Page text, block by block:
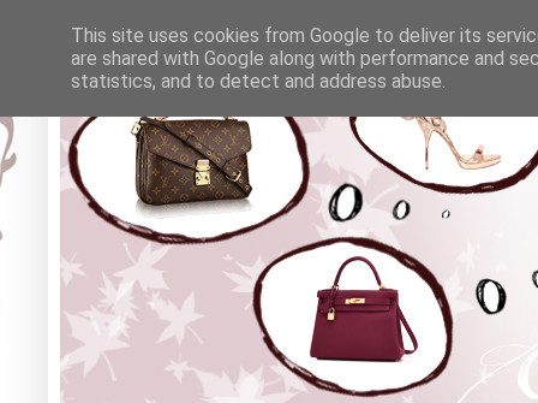
This site uses cookies from Google to deliver its
are shared with Google along with performance and
statistics, and to detect and address abuse.